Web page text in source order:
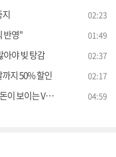
02:23
반영" 01:49
아야 빚 탕감 02:37
지 50% 할인 02:17
보이는 VCR] 04:59